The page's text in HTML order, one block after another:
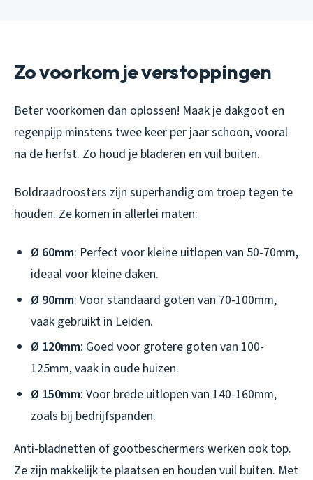
Zo voorkom je verstoppingen
Beter voorkomen dan oplossen! Maak je dakgoot en
regenpijp minstens twee keer per jaar schoon, vooral
na de herfst. Zo houd je bladeren en vuil buiten.
Boldraadroosters zijn superhandig om troep tegen te
houden. Ze komen in allerlei maten:
Ø 60mm: Perfect voor kleine uitlopen van 50-70mm,
ideaal voor kleine daken.
Ø 90mm: Voor standaard goten van 70-100mm,
vaak gebruikt in Leiden.
Ø 120mm: Goed voor grotere goten van 100-
125mm, vaak in oude huizen.
Ø 150mm: Voor brede uitlopen van 140-160mm,
zoals bij bedrijfspanden.
Anti-bladnetten of gootbeschermers werken ook top.
Ze zijn makkelijk te plaatsen en houden vuil buiten. Met